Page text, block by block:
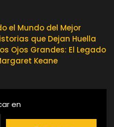
el Mundo del Mejor
que Dejan Huella
Ojos Grandes: El Legado
Keane
en